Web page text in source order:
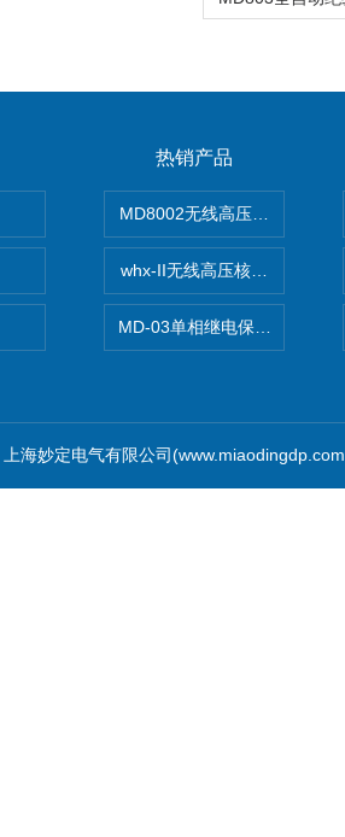
热销产品
MD8002无线高压核相仪
whx-II无线高压核相仪
MD-03单相继电保护测试仪价
海妙定电气有限公司